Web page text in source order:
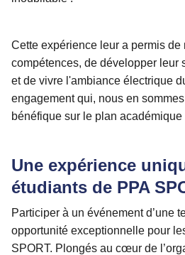
Cette expérience leur a permis de
compétences, de développer leur
et de vivre l'ambiance électrique
engagement qui, nous en
bénéfique sur le plan
Une expérience
étudiants de PPA
Participer à un événement d’une
opportunité exceptionnelle pour
SPORT. Plongés au cœur de